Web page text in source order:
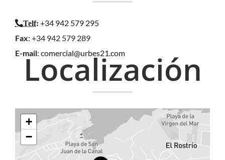
Localización
+
−
Telf: +34 942 579 295
Fax: +34 942 579 289
E-mail: comercial@urbes21.com